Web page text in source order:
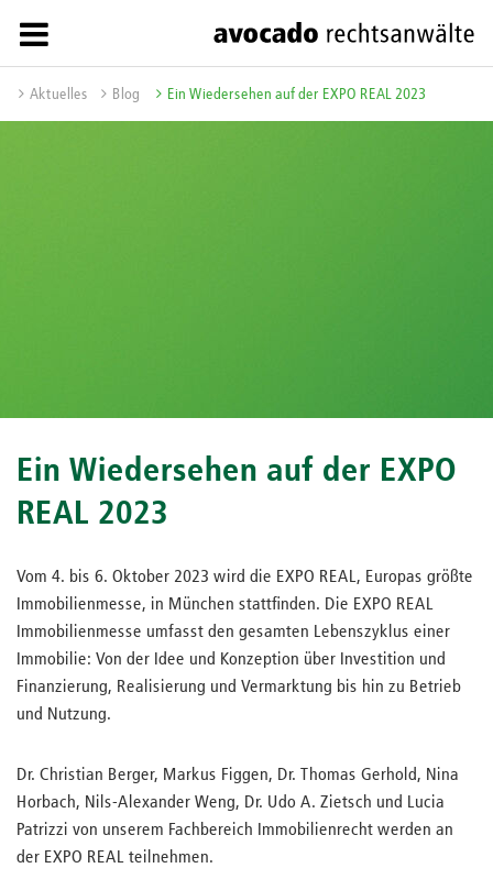
Aktuelles Blog Ein Wiedersehen auf der EXPO REAL 2023
Ein Wiedersehen auf der EXPO
REAL 2023
Vom 4. bis 6. Oktober 2023 wird die EXPO REAL, Europas größte
Immobilienmesse, in München stattfinden. Die EXPO REAL
Immobilienmesse umfasst den gesamten Lebenszyklus einer
Immobilie: Von der Idee und Konzeption über Investition und
Finanzierung, Realisierung und Vermarktung bis hin zu Betrieb
und Nutzung.
Dr. Christian Berger, Markus Figgen, Dr. Thomas Gerhold, Nina
Horbach, Nils-Alexander Weng, Dr. Udo A. Zietsch und Lucia
Patrizzi von unserem Fachbereich Immobilienrecht werden an
der EXPO REAL teilnehmen.